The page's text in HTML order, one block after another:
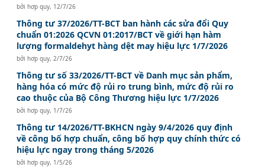
bởihơp quy, 12/7/26
Thông tư 37/2026/TT-BCT ban hành các sửa đổi Quy
chuẩn 01:2026 QCVN 01:2017/BCT về giới hạn hàm
lượng formaldehyt hàng dệt may hiệu lực 1/7/2026
bởihơp quy, 2/7/26
Thông tư số 33/2026/TT-BCT về Danh mục sản phẩm,
hàng hóa có mức độ rủi ro trung bình, mức độ rủi ro
cao thuộc của Bộ Công Thương hiệu lực 1/7/2026
bởihơp quy, 1/7/26
Thông tư 14/2026/TT-BKHCN ngày 9/4/2026 quy định
về công bố hợp chuẩn, công bố hợp quy chính thức có
hiệu lực ngay trong tháng 5/2026
bởihơp quy, 1/5/26